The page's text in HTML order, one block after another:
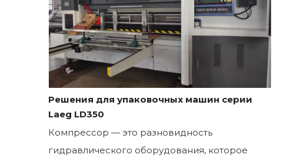
Решения для упаковочных машин серии
Laeg LD350
Компрессор — это разновидность
гидравлического оборудования, которое